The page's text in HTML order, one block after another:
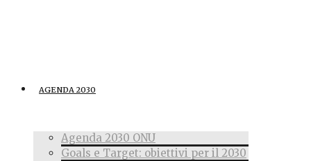
AGENDA 2030
Agenda 2030 ONU
Goals e Target: obiettivi per il 2030